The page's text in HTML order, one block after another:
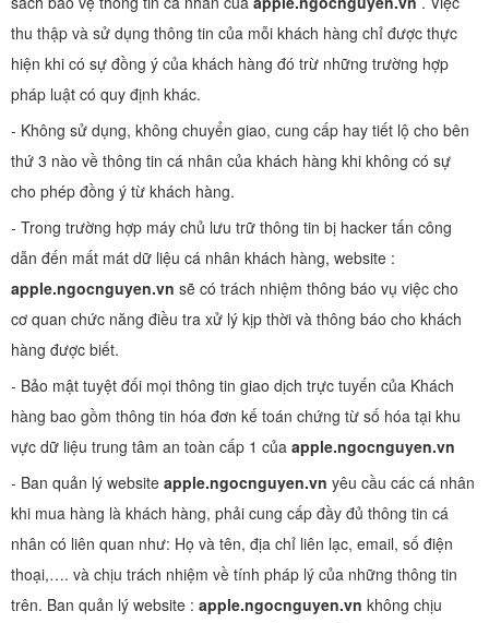
thu thập và sử dụng thông tin của mỗi khách hàng chỉ được thực
hiện khi có sự đồng ý của khách hàng đó trừ những trường hợp
pháp luật có quy định khác.
- Không sử dụng, không chuyển giao, cung cấp hay tiết lộ cho bên
thứ 3 nào về thông tin cá nhân của khách hàng khi không có sự
cho phép đồng ý từ khách hàng.
- Trong trường hợp máy chủ lưu trữ thông tin bị hacker tấn công
dẫn đến mất mát dữ liệu cá nhân khách hàng, website :
apple.ngocnguyen.vn sẽ có trách nhiệm thông báo vụ việc cho
cơ quan chức năng điều tra xử lý kịp thời và thông báo cho khách
hàng được biết.
- Bảo mật tuyệt đối mọi thông tin giao dịch trực tuyến của Khách
hàng bao gồm thông tin hóa đơn kế toán chứng từ số hóa tại khu
vực dữ liệu trung tâm an toàn cấp 1 của apple.ngocnguyen.vn
- Ban quản lý website apple.ngocnguyen.vn yêu cầu các cá nhân
khi mua hàng là khách hàng, phải cung cấp đầy đủ thông tin cá
nhân có liên quan như: Họ và tên, địa chỉ liên lạc, email, số điện
thoại,…. và chịu trách nhiệm về tính pháp lý của những thông tin
trên. Ban quản lý website : apple.ngocnguyen.vn không chịu